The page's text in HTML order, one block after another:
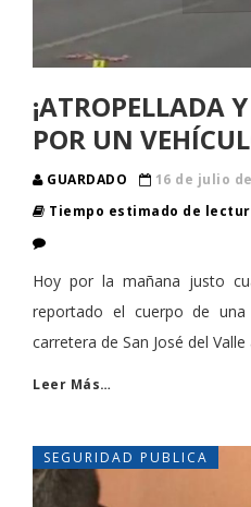
¡ATROPELLADA
POR UN
GUARDADO
16 de julio
Tiempo estimado de
Hoy por la mañana justo
reportado el cuerpo de
carretera de San José del Valle
Leer Más…
SEGURIDAD PUBLICA